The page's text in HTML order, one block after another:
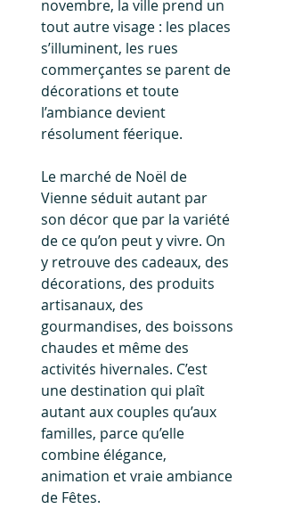
novembre, la ville prend un
tout autre visage : les places
s’illuminent, les rues
commerçantes se parent de
décorations et toute
l’ambiance devient
résolument féerique.
Le marché de Noël de
Vienne séduit autant par
son décor que par la variété
de ce qu’on peut y vivre. On
y retrouve des cadeaux, des
décorations, des produits
artisanaux, des
gourmandises, des boissons
chaudes et même des
activités hivernales. C’est
une destination qui plaît
autant aux couples qu’aux
familles, parce qu’elle
combine élégance,
animation et vraie ambiance
de Fêtes.